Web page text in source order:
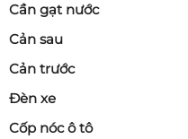
Cần gạt nước
Cản sau
Cản trước
Đèn xe
Cốp nóc ô tô